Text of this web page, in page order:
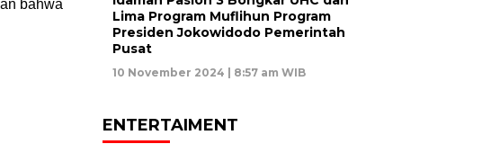
bahwa
Lima Program Muflihun Program
Presiden Jokowidodo Pemerintah
Pusat
10 November 2024 | 8:57 am WIB
ENTERTAIMENT